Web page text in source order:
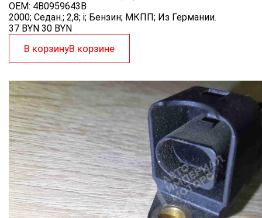
OEM: 4B0959643B
2000; Седан.; 2,8; i; Бензин; МКПП; Из Германии.
37 BYN 30 BYN
В корзинуВ корзине